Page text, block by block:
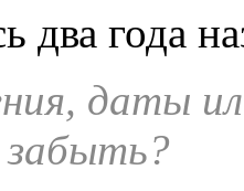
два года
даты